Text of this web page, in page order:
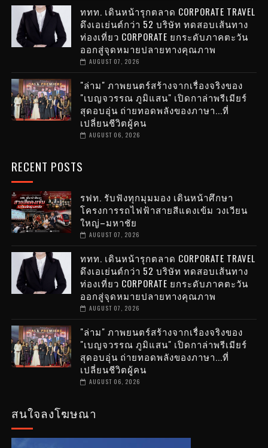
ททท. เดินหน้ารุกตลาด CORPORATE TRAVEL
ดึงเอเย่นต์กว่า 52 บริษัท ทดสอบเส้นทาง
ท่องเที่ยว CORPORATE ยกระดับภาคตะวัน
ออกสู่จุดหมายปลายทางคุณภาพ
AUGUST 07, 2026
"ล่าม" ภาพยนตร์สร้างจากเรื่องจริงของ
"เบญจวรรณ ภูมิแสน" เปิดกาล่าพรีเมียร์
สุดอบอุ่น ถ่ายทอดพลังของภาษา...ที่
เปลี่ยนชีวิตผู้คน
AUGUST 06, 2026
RECENT POSTS
รฟท. รับฟังทุกมุมมอง เดินหน้าศึกษา
โครงการรถไฟฟ้าสายสีแดงเข้ม วงเวียน
ใหญ่–มหาชัย
AUGUST 07, 2026
ททท. เดินหน้ารุกตลาด CORPORATE TRAVEL
ดึงเอเย่นต์กว่า 52 บริษัท ทดสอบเส้นทาง
ท่องเที่ยว CORPORATE ยกระดับภาคตะวัน
ออกสู่จุดหมายปลายทางคุณภาพ
AUGUST 07, 2026
"ล่าม" ภาพยนตร์สร้างจากเรื่องจริงของ
"เบญจวรรณ ภูมิแสน" เปิดกาล่าพรีเมียร์
สุดอบอุ่น ถ่ายทอดพลังของภาษา...ที่
เปลี่ยนชีวิตผู้คน
AUGUST 06, 2026
สนใจลงโฆษณา